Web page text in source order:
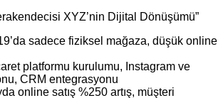
XYZ’nin Dijital Dönüşümü”
sadece fiziksel mağaza, düşük online
platformu kurulumu, Instagram ve
CRM entegrasyonu
online satış %250 artış, müşteri